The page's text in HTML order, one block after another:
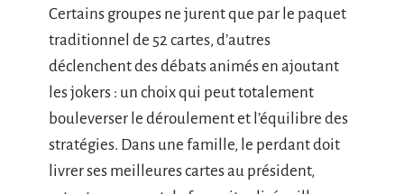
Certains groupes ne jurent que par le paquet
traditionnel de 52 cartes, d’autres
déclenchent des débats animés en ajoutant
les jokers : un choix qui peut totalement
bouleverser le déroulement et l’équilibre des
stratégies. Dans une famille, le perdant doit
livrer ses meilleures cartes au président,